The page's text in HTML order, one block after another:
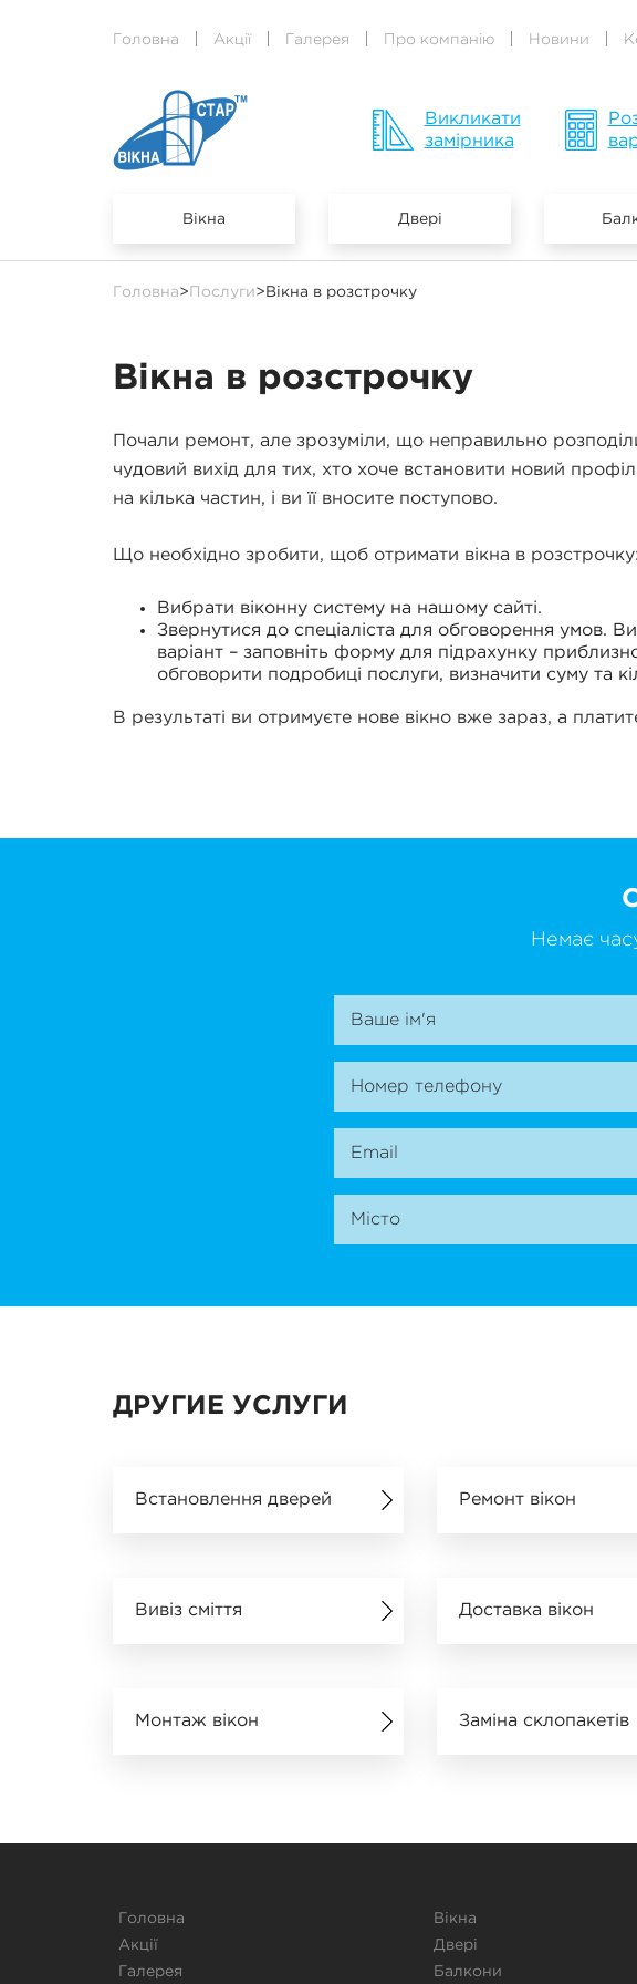
Головна Акції Галерея Про компанію Новини
Викликати
замірника
Вікна Двері
Головна> Послуги> Вікна в розстрочку
Вікна в розстрочку
Почали ремонт, але зрозуміли, що неправильно
чудовий вихід для тих, хто хоче встановити новий
на кілька частин, і ви її вносите поступово.
Що необхідно зробити, щоб отримати вікна в розстрочку:
Вибрати віконну систему на нашому сайті.
Звернутися до спеціаліста для обговорення умов.
варіант – заповніть форму для підрахунку
обговорити подробиці послуги, визначити суму та
В результаті ви отримуєте нове вікно вже зараз, а
Немає
ДРУГИЕ УСЛУГИ
Встановлення дверей Ремонт вікон
Вивіз сміття Доставка вікон
Монтаж вікон Заміна склопакетів
Головна
Акції
Галерея
Вікна
Двері
Балкони